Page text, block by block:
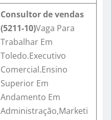
Consultor de vendas
(5211-10)Vaga Para
Trabalhar Em
Toledo.Executivo
Comercial.Ensino
Superior Em
Andamento Em
Administração,Marketi